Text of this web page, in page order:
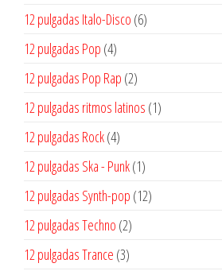
productos
12 pulgadas Italo-Disco 66
12 pulgadas Pop 44
productos
12 pulgadas Pop Rap 22
productos
12 pulgadas ritmos latinos 11
12 pulgadas Rock 44
productos
12 pulgadas Ska - Punk 11
producto
12 pulgadas Synth-pop 1212
12 pulgadas Techno 22
productos
12 pulgadas Trance 33